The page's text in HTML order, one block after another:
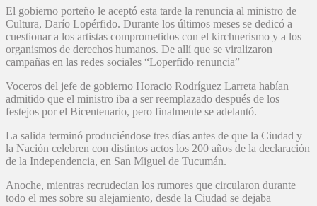
El gobierno porteño le aceptó esta tarde la renuncia al ministro de
Cultura, Darío Lopérfido. Durante los últimos meses se dedicó a
cuestionar a los artistas comprometidos con el kirchnerismo y a los
organismos de derechos humanos. De allí que se viralizaron
campañas en las redes sociales “Loperfido renuncia”
Voceros del jefe de gobierno Horacio Rodríguez Larreta habían
admitido que el ministro iba a ser reemplazado después de los
festejos por el Bicentenario, pero finalmente se adelantó.
La salida terminó produciéndose tres días antes de que la Ciudad y
la Nación celebren con distintos actos los 200 años de la declaración
de la Independencia, en San Miguel de Tucumán.
Anoche, mientras recrudecían los rumores que circularon durante
todo el mes sobre su alejamiento, desde la Ciudad se dejaba